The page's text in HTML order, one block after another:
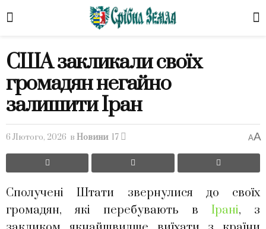
США закликали своїх
громадян негайно
залишити Іран
6 Лютого, 2026 в Новини 17 AA
Сполучені Штати звернулися до своїх
громадян, які перебувають в Ірані, з